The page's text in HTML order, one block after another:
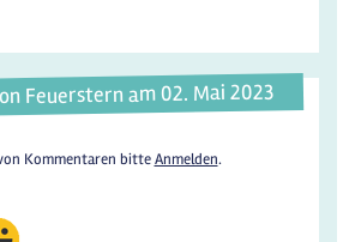
Feuerstern am 02. Mai 2023
Kommentaren bitteAnmelden.